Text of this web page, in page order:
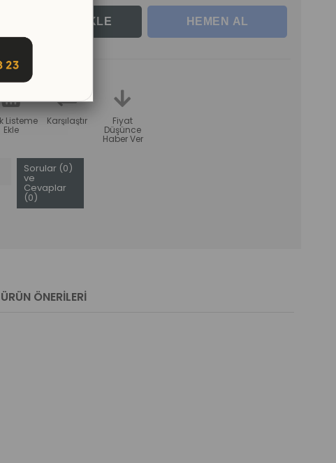
Listeme
Ekle
Karşılaştır Fiyat
Düşünce
Haber Ver
Sorular (0)
ve
Cevaplar
(0)
ÜRÜN ÖNERILERI